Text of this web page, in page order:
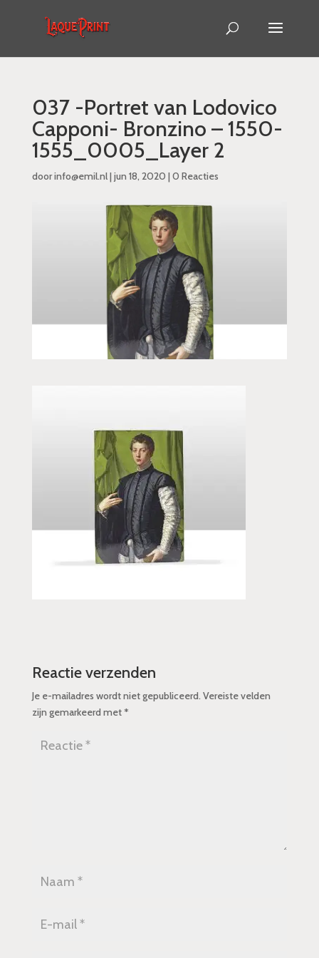
037 -Portret van Lodovico
Capponi- Bronzino – 1550-
1555_0005_Layer 2
doorinfo@emil.nl| jun 18, 2020 | 0 Reacties
Reactie verzenden
Je e-mailadres wordt niet gepubliceerd. Vereiste velden
zijn gemarkeerd met*